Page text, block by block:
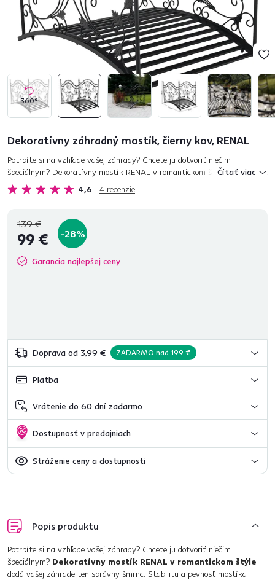
360°
Dekoratívny záhradný mostík, čierny kov, RENAL
4,6 4 recenzie
Potrpíte si na vzhľade vašej záhrady? Chcete ju dotvoriť niečim
špeciálnym? Dekoratívny mostík RENAL v romantickom štýle dodá vašej
záhrade ten správny šmrnc. Stabilitu a pevnosť mostíka zabezpečí...
Čítať viac
139 €
99 € -28%
Garancia najlepšej ceny
Doprava od 3,99 € ZADARMO nad 199 €
Platba
Vrátenie do 60 dní zadarmo
Dostupnosť v predajniach
Stráženie ceny a dostupnosti
Popis produktu
Potrpíte si na vzhľade vašej záhrady? Chcete ju dotvoriť niečim
špeciálnym? Dekoratívny mostík RENAL v romantickom štýle
dodá vašej záhrade ten správny šmrnc. Stabilitu a pevnosť mostíka